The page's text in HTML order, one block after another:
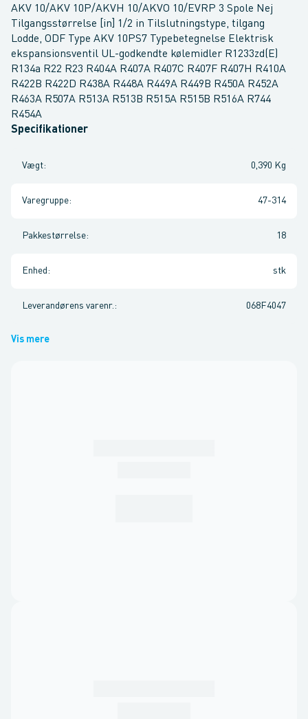
AKV 10/AKV 10P/AKVH 10/AKVO 10/EVRP 3 Spole Nej
Tilgangsstørrelse [in] 1/2 in Tilslutningstype, tilgang
Lodde, ODF Type AKV 10PS7 Typebetegnelse Elektrisk
ekspansionsventil UL-godkendte kølemidler R1233zd(E)
R134a R22 R23 R404A R407A R407C R407F R407H R410A
R422B R422D R438A R448A R449A R449B R450A R452A
R463A R507A R513A R513B R515A R515B R516A R744
R454A
Specifikationer
Vægt: 0,390 Kg
Varegruppe: 47-314
Pakkestørrelse: 18
Enhed : stk
Leverandørens varenr. : 068F4047
Vis mere